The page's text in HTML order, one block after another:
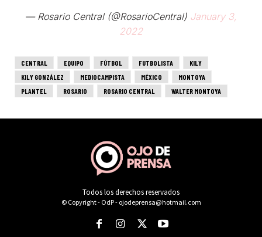
Todos los derechos reservados
© Copyright - OdP - ojodeprensa@hotmail.com